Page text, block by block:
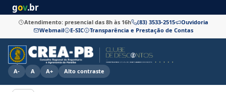
gov.br
Atendimento: presencial das 8h às 16h (83) 3533-2515
Ouvidoria
Webmail
E-SIC Transparência e Prestação de Contas
A- A A+ Alto contraste